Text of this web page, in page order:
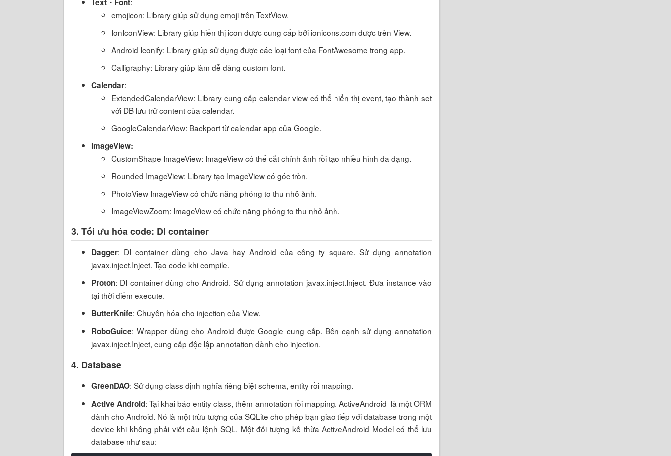
Text・Font
emojicon: Library giúp sử dụng emoji trên TextView.
IonIconView: Library giúp hiển thị icon được cung cấp bởi ionicons.com được trên View.
Android Iconify: Library giúp sử dụng được các loại font của FontAwesome trong app.
Calligraphy: Library giúp làm dễ dàng custom font.
Calendar:
ExtendedCalendarView: Library cung cấp calendar view có thể hiển thị event, tạo thành set
với DB lưu trữ content của calendar.
GoogleCalendarView: Backport từ calendar app của Google.
ImageView:
CustomShape ImageView: ImageView có thể cắt chỉnh ảnh rồi tạo nhiều hình đa dạng.
Rounded ImageView: Library tạo ImageView có góc tròn.
PhotoView ImageView có chức năng phóng to thu nhỏ ảnh.
ImageViewZoom: ImageView có chức năng phóng to thu nhỏ ảnh.
3. Tối ưu hóa code: DI container
Dagger: DI container dùng cho Java hay Android của công ty square. Sử dụng annotation
javax.inject.Inject. Tạo code khi compile.
Proton: DI container dùng cho Android. Sử dụng annotation javax.inject.Inject. Đưa instance vào
tại thời điểm execute.
ButterKnife: Chuyên hóa cho injection của View.
RoboGuice: Wrapper dùng cho Android được Google cung cấp. Bên cạnh sử dụng annotation
javax.inject.Inject, cung cấp độc lập annotation dành cho injection.
4. Database
GreenDAO: Sử dụng class định nghĩa riêng biệt schema, entity rồi mapping.
Active Android: Tại khai báo entity class, thêm annotation rồi mapping. ActiveAndroid là một ORM
dành cho Android. Nó là một trừu tượng của SQLite cho phép bạn giao tiếp với database trong một
device khi không phải viết câu lệnh SQL. Một đối tượng kế thừa ActiveAndroid Model có thể lưu
database như sau: